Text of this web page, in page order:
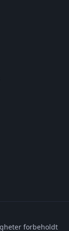
forbeholdt